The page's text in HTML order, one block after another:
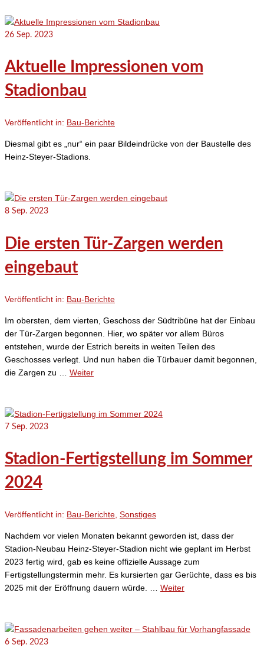
26 Sep. 2023
Aktuelle Impressionen vom
Stadionbau
Veröffentlicht in: Bau-Berichte
Diesmal gibt es „nur“ ein paar Bildeindrücke von der Baustelle des
Heinz-Steyer-Stadions.
8 Sep. 2023
Die ersten Tür-Zargen werden
eingebaut
Veröffentlicht in: Bau-Berichte
Im obersten, dem vierten, Geschoss der Südtribüne hat der Einbau
der Tür-Zargen begonnen. Hier, wo später vor allem Büros
entstehen, wurde der Estrich bereits in weiten Teilen des
Geschosses verlegt. Und nun haben die Türbauer damit begonnen,
die Zargen zu … Weiter
7 Sep. 2023
Stadion-Fertigstellung im Sommer
2024
Veröffentlicht in: Bau-Berichte, Sonstiges
Nachdem vor vielen Monaten bekannt geworden ist, dass der
Stadion-Neubau Heinz-Steyer-Stadion nicht wie geplant im Herbst
2023 fertig wird, gab es keine offizielle Aussage zum
Fertigstellungstermin mehr. Es kursierten gar Gerüchte, dass es bis
2025 mit der Eröffnung dauern würde. … Weiter
6 Sep. 2023